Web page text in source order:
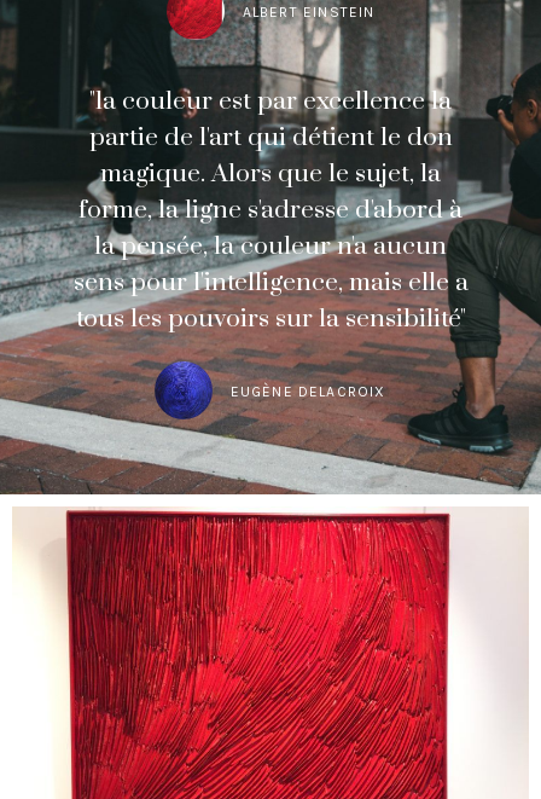
ALBERT EINSTEIN
"la couleur est par excellence la
partie de l'art qui détient le don
magique. Alors que le sujet, la
forme, la ligne s'adresse d'abord à
la pensée, la couleur n'a aucun
sens pour l'intelligence, mais elle a
tous les pouvoirs sur la sensibilité"
EUGÈNE DELACROIX